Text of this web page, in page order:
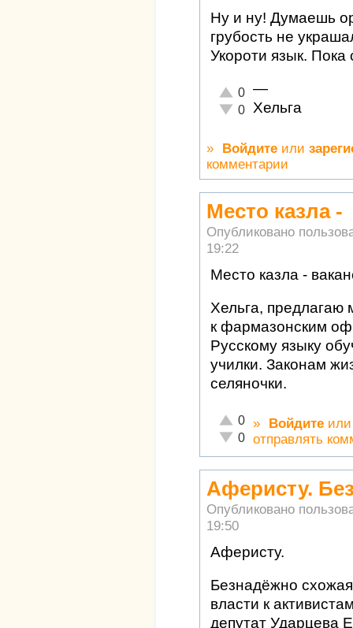
Ну и ну! Думаешь
грубость не
Укороти язык. Пока
Отлично!
0
Неадекватно!
0
—
Хельга
» Войдите или
комментарии
Место казла -
Опубликовано
19:22
Место казла -
Хельга, предлагаю
к фармазонским
Русскому языку
училки. Законам
селяночки.
Отлично!
0
Неадекватно!
0
» Войдите
отправлять
Аферисту.
Опубликовано
19:50
Аферисту.
Безнадёжно
власти к
депутат Ударцева